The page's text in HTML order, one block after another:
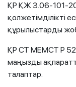
ҚР ҚЖ 3.06-101-
қолжетімділікті
құрылыстарды
ҚР СТ МЕМСТ Р
маңызды
талаптар.